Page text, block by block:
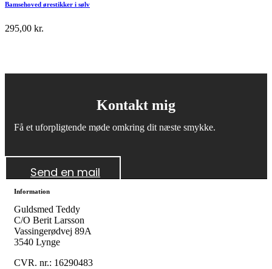
Bamsehoved ørestikker i sølv
295,00 kr.
Kontakt mig
Få et uforpligtende møde omkring dit næste smykke.
Send en mail
Information
Guldsmed Teddy
C/O Berit Larsson
Vassingerødvej 89A
3540 Lynge
CVR. nr.: 16290483